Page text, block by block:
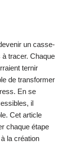
un casse-
tracer. Chaque
ternir
de transformer
En se
il
Cet article
chaque étape
la création